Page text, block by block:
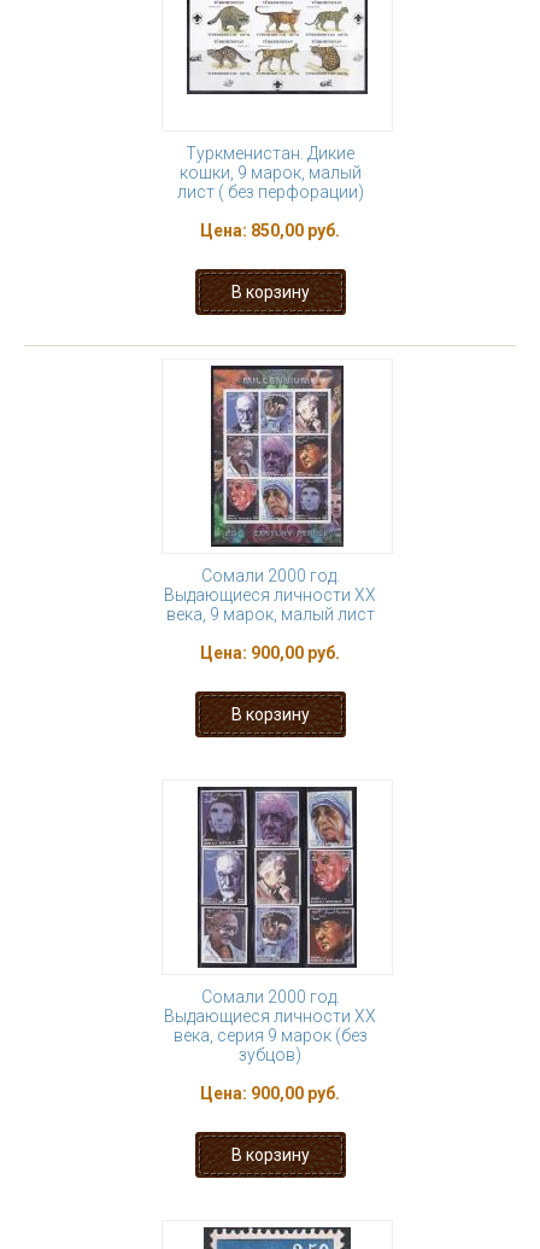
Туркменистан. Дикие
кошки, 9 марок, малый
лист ( без перфорации)
Цена: 850,00 руб.
Сомали 2000 год.
Выдающиеся личности ХХ
века, 9 марок, малый лист
Цена: 900,00 руб.
Сомали 2000 год.
Выдающиеся личности ХХ
века, серия 9 марок (без
зубцов)
Цена: 900,00 руб.